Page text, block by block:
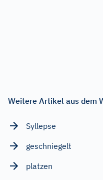
Weitere Artikel aus dem
Syllepse
geschniegelt
platzen